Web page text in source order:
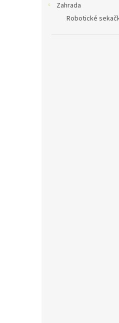
Zahrada
Robotické